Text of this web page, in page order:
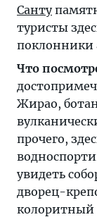
Санту
туристы
поклонники
Что
Жирао,
прочего,
увидеть
дворец-
колоритный